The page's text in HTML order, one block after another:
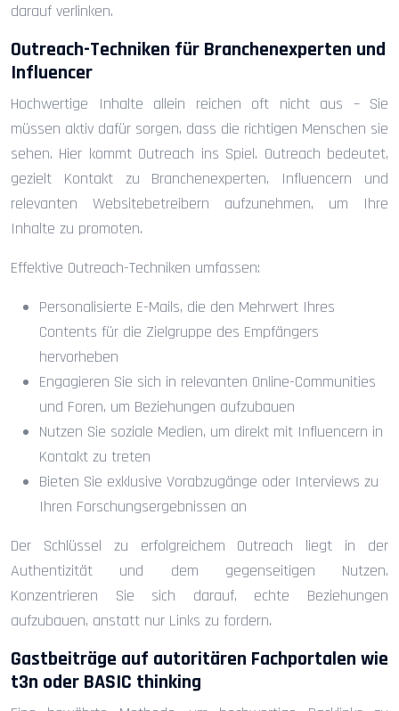
darauf verlinken.
Outreach-Techniken für Branchenexperten und
Influencer
Hochwertige Inhalte allein reichen oft nicht aus – Sie
müssen aktiv dafür sorgen, dass die richtigen Menschen sie
sehen. Hier kommt Outreach ins Spiel. Outreach bedeutet,
gezielt Kontakt zu Branchenexperten, Influencern und
relevanten Websitebetreibern aufzunehmen, um Ihre
Inhalte zu promoten.
Effektive Outreach-Techniken umfassen:
Personalisierte E-Mails, die den Mehrwert Ihres
Contents für die Zielgruppe des Empfängers
hervorheben
Engagieren Sie sich in relevanten Online-Communities
und Foren, um Beziehungen aufzubauen
Nutzen Sie soziale Medien, um direkt mit Influencern in
Kontakt zu treten
Bieten Sie exklusive Vorabzugänge oder Interviews zu
Ihren Forschungsergebnissen an
Der Schlüssel zu erfolgreichem Outreach liegt in der
Authentizität und dem gegenseitigen Nutzen.
Konzentrieren Sie sich darauf, echte Beziehungen
aufzubauen, anstatt nur Links zu fordern.
Gastbeiträge auf autoritären Fachportalen wie
t3n oder BASIC thinking